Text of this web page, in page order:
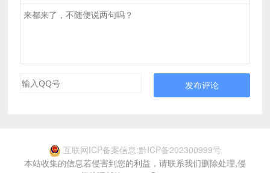
发布评论
互联网ICP备案信息:黔ICP备202300999号
本站收集的信息若侵害到您的利益，请联系我们删除处理,侵